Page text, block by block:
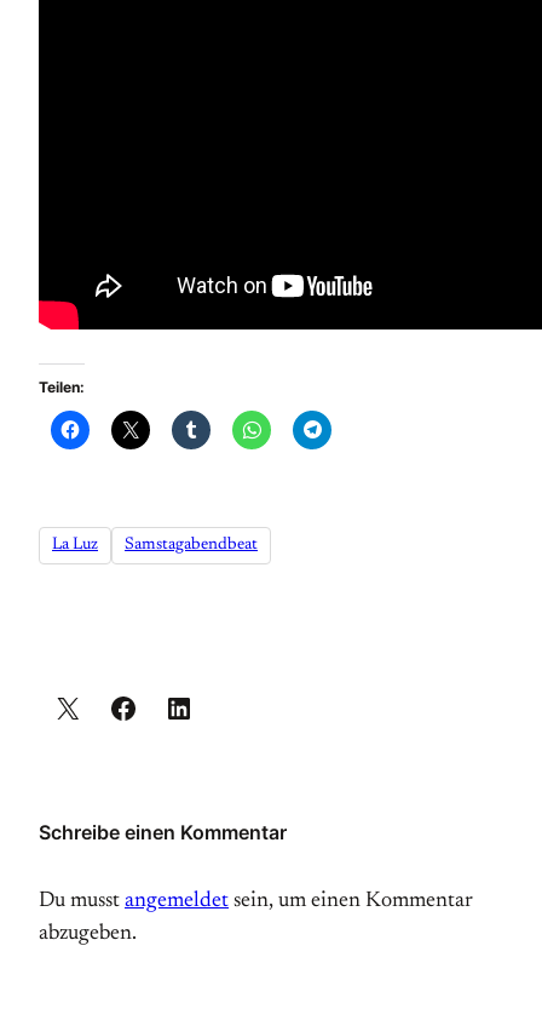
Teilen:
La Luz Samstagabendbeat
Schreibe einen Kommentar
Du musst angemeldet sein, um einen Kommentar
abzugeben.